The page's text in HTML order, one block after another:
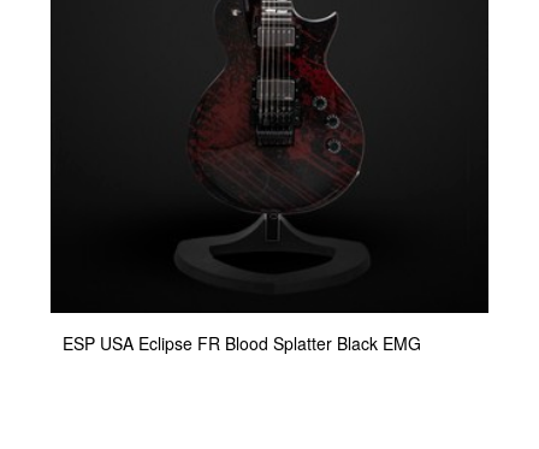
ESP USA Eclipse FR Blood Splatter Black EMG